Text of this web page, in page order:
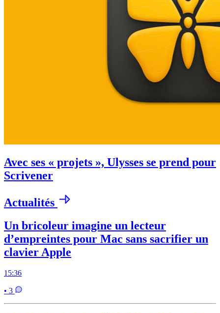
Avec ses « projets », Ulysses se prend pour
Scrivener
Actualités
Un bricoleur imagine un lecteur
d’empreintes pour Mac sans sacrifier un
clavier Apple
15:36
• 3